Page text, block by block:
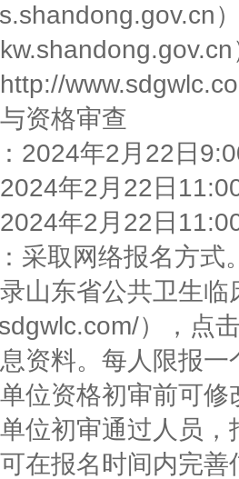
资格审查
2024年2月22日
年2月22日
年2月22日
采取网络报名方式
山东省公共卫生
），点
资料。每人限报
位资格初审前可
位初审通过人员
在报名时间内完